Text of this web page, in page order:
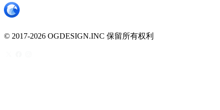
© 2017-2026 OGDESIGN.INC 保留所有权利